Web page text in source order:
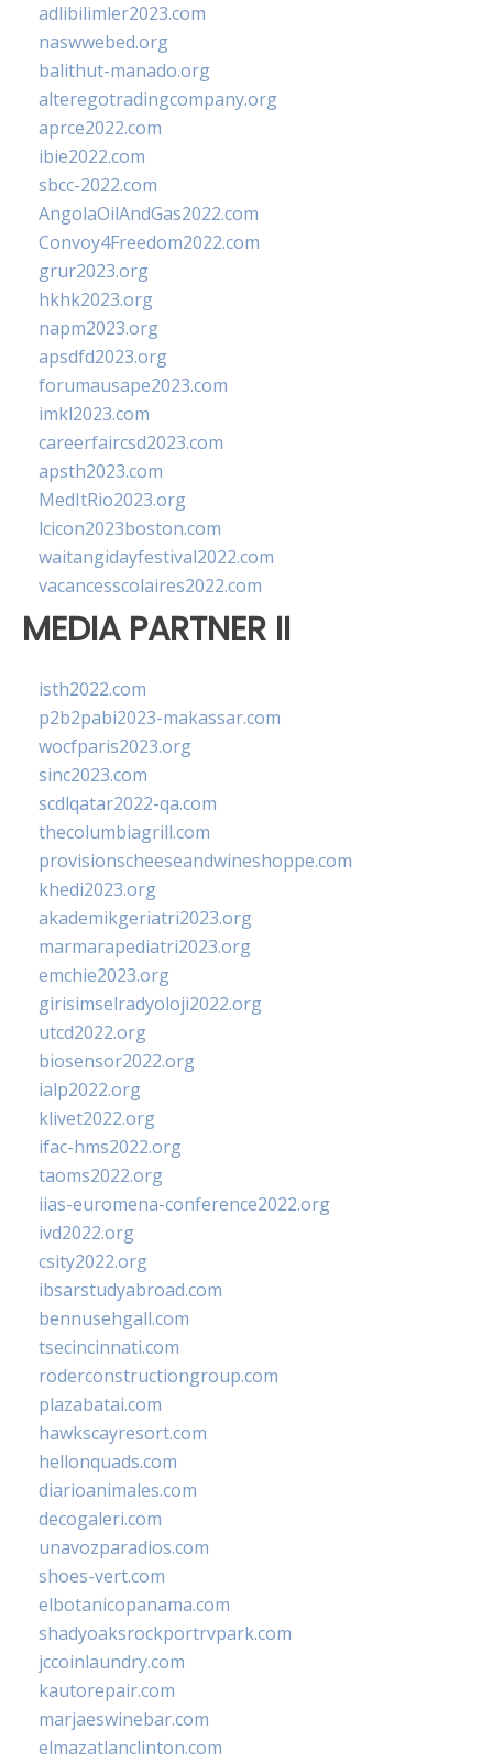
adlibilimler2023.com
naswwebed.org
balithut-manado.org
alteregotradingcompany.org
aprce2022.com
ibie2022.com
sbcc-2022.com
AngolaOilAndGas2022.com
Convoy4Freedom2022.com
grur2023.org
hkhk2023.org
napm2023.org
apsdfd2023.org
forumausape2023.com
imkl2023.com
careerfaircsd2023.com
apsth2023.com
MedItRio2023.org
lcicon2023boston.com
waitangidayfestival2022.com
vacancesscolaires2022.com
MEDIA PARTNER II
isth2022.com
p2b2pabi2023-makassar.com
wocfparis2023.org
sinc2023.com
scdlqatar2022-qa.com
thecolumbiagrill.com
provisionscheeseandwineshoppe.com
khedi2023.org
akademikgeriatri2023.org
marmarapediatri2023.org
emchie2023.org
girisimselradyoloji2022.org
utcd2022.org
biosensor2022.org
ialp2022.org
klivet2022.org
ifac-hms2022.org
taoms2022.org
iias-euromena-conference2022.org
ivd2022.org
csity2022.org
ibsarstudyabroad.com
bennusehgall.com
tsecincinnati.com
roderconstructiongroup.com
plazabatai.com
hawkscayresort.com
hellonquads.com
diarioanimales.com
decogaleri.com
unavozparadios.com
shoes-vert.com
elbotanicopanama.com
shadyoaksrockportrvpark.com
jccoinlaundry.com
kautorepair.com
marjaeswinebar.com
elmazatlanclinton.com